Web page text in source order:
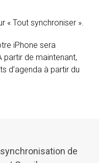
« Tout synchroniser ».
iPhone sera
partir de maintenant,
d’agenda à partir du
de